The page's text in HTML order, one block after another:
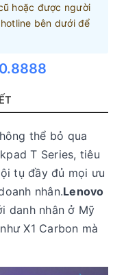
hoặc được người
bên dưới để
thể bỏ qua
T Series, tiêu
tụ đầy đủ mọi ưu
nhân.Lenovo
danh nhân ở Mỹ
X1 Carbon mà